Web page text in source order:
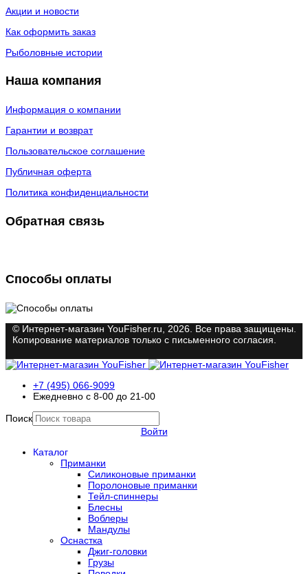
Акции и новости
Как оформить заказ
Рыболовные истории
Наша компания
Информация о компании
Гарантии и возврат
Пользовательское соглашение
Публичная оферта
Политика конфиденциальности
Обратная связь
Способы оплаты
© Интернет-магазин YouFisher.ru, 2026. Все права защищены.
Копирование материалов только с письменного согласия.
+7 (495) 066-9099
Ежедневно с 8-00 до 21-00
Поиск
Войти
Каталог
Приманки
Силиконовые приманки
Поролоновые приманки
Тейл-спиннеры
Блесны
Воблеры
Мандулы
Оснастка
Джиг-головки
Грузы